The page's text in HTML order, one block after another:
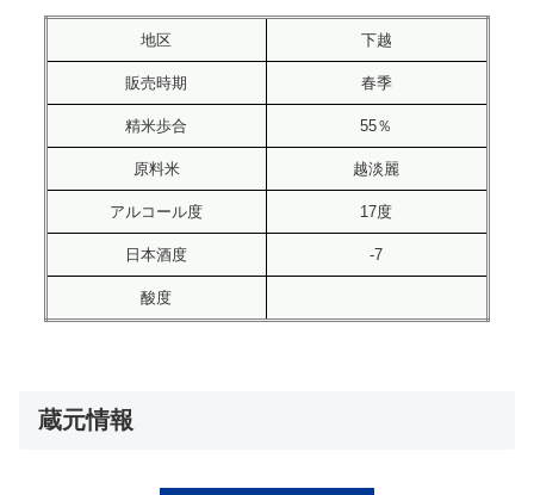
地区 下越
販売時期 春季
精米歩合 55％
原料米 越淡麗
アルコール度 17度
日本酒度 -7
酸度
蔵元情報